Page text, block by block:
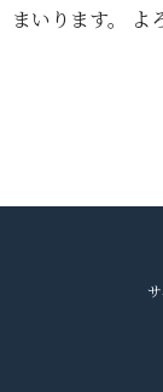
まいります。 よ